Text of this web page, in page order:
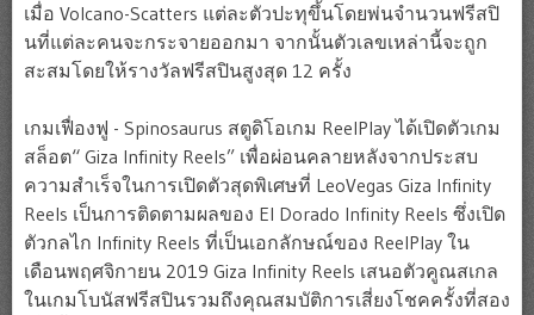
เมื่อ Volcano-Scatters แต่ละตัวปะทุขึ้นโดยพ่นจำนวนฟรีสปิ
นที่แต่ละคนจะกระจายออกมา จากนั้นตัวเลขเหล่านี้จะถูก
สะสมโดยให้รางวัลฟรีสปินสูงสุด 12 ครั้ง
เกมเฟื่องฟู - Spinosaurus สตูดิโอเกม ReelPlay ได้เปิดตัวเกม
สล็อต“ Giza Infinity Reels” เพื่อผ่อนคลายหลังจากประสบ
ความสำเร็จในการเปิดตัวสุดพิเศษที่ LeoVegas Giza Infinity
Reels เป็นการติดตามผลของ El Dorado Infinity Reels ซึ่งเปิด
ตัวกลไก Infinity Reels ที่เป็นเอกลักษณ์ของ ReelPlay ใน
เดือนพฤศจิกายน 2019 Giza Infinity Reels เสนอตัวคูณสเกล
ในเกมโบนัสฟรีสปินรวมถึงคุณสมบัติการเสี่ยงโชคครั้งที่สอง